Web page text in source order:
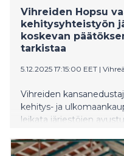
Vihreiden Hopsu
kehitysyhteistyön
koskevan
tarkistaa
5.12.2025 17:15:00 EET |
Vihreiden
kehitys- ja
leikata järjestöjen